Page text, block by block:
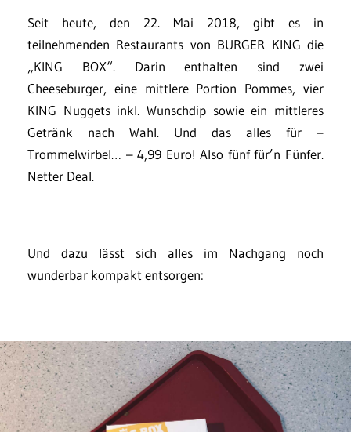
Seit heute, den 22. Mai 2018, gibt es in
teilnehmenden Restaurants von BURGER KING die
„KING BOX“. Darin enthalten sind zwei
Cheeseburger, eine mittlere Portion Pommes, vier
KING Nuggets inkl. Wunschdip sowie ein mittleres
Getränk nach Wahl. Und das alles für –
Trommelwirbel… – 4,99 Euro! Also fünf für’n Fünfer.
Netter Deal.
Und dazu lässt sich alles im Nachgang noch
wunderbar kompakt entsorgen: